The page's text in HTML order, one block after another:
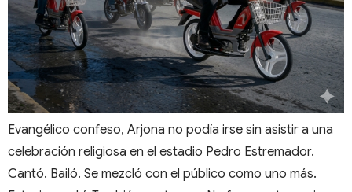
Evangélico confeso, Arjona no podía irse sin asistir a una
celebración religiosa en el estadio Pedro Estremador.
Cantó. Bailó. Se mezcló con el público como uno más.